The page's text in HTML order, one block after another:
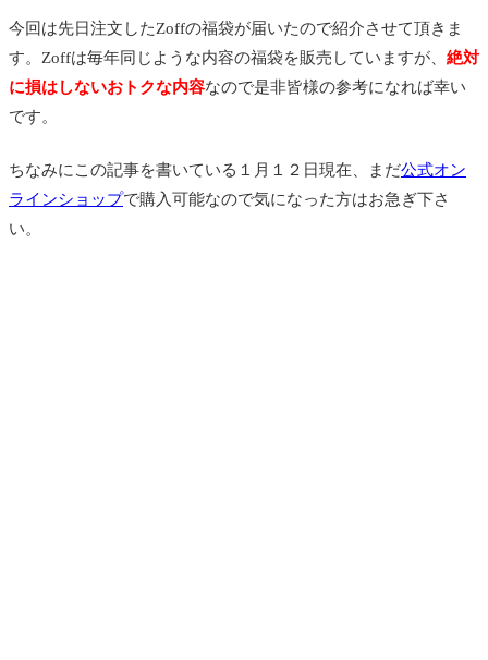
今回は先日注文したZoffの福袋が届いたので紹介させて頂きま
す。Zoffは毎年同じような内容の福袋を販売していますが、 絶対
に損はしないおトクな内容なので是非皆様の参考になれば幸い
です。
ちなみにこの記事を書いている１月１２日現在、まだ公式オン
ラインショップで購入可能なので気になった方はお急ぎ下さ
い。